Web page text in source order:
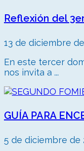
Reflexión del
13 de diciembre
En este tercer
nos invita a ...
GUÍA PARA
5 de diciembre de